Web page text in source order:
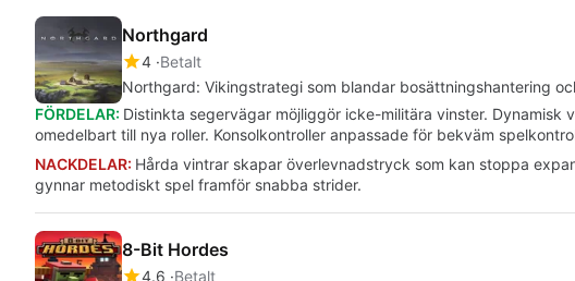
Northgard
4 Betalt
Northgard: Vikingstrategi som blandar bosättningshantering
FÖRDELAR: Distinkta segervägar möjliggör icke-militära vinster.
omedelbart till nya roller. Konsolkontroller anpassade för bekväm
NACKDELAR: Hårda vintrar skapar överlevnadstryck som kan stoppa
gynnar metodiskt spel framför snabba strider.
8-Bit Hordes
4.6 Betalt